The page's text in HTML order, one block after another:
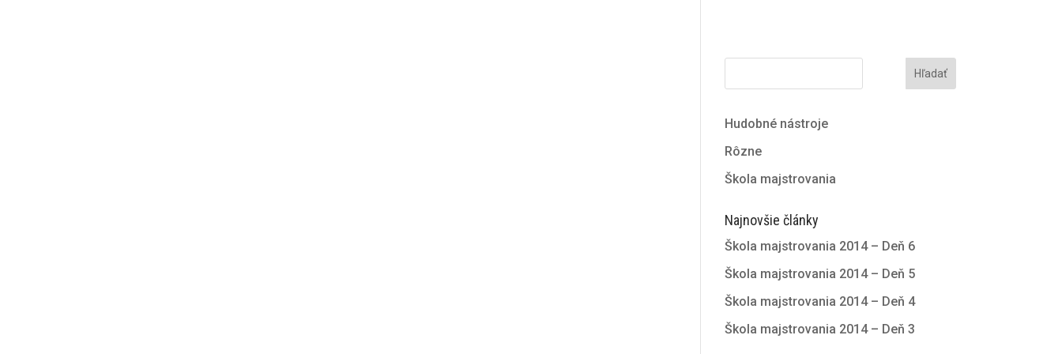
Hľadať
Hudobné nástroje
Rôzne
Škola majstrovania
Najnovšie články
Škola majstrovania 2014 – Deň 6
Škola majstrovania 2014 – Deň 5
Škola majstrovania 2014 – Deň 4
Škola majstrovania 2014 – Deň 3